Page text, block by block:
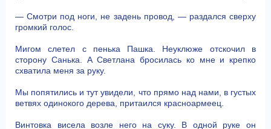
— Смотри под ноги, не задень провод, — раздался сверху
громкий голос.
Мигом слетел с пенька Пашка. Неуклюже отскочил в
сторону Санька. А Светлана бросилась ко мне и крепко
схватила меня за руку.
Мы попятились и тут увидели, что прямо над нами, в густых
ветвях одинокого дерева, притаился красноармеец.
Винтовка висела возле него на суку. В одной руке он